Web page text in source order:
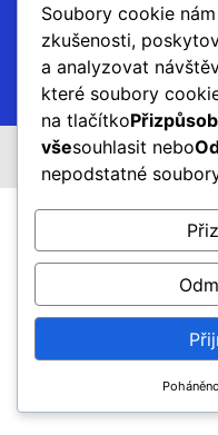
Všechna
Soubory cookie
zkušenosti,
a analyzovat
které soubory
na tlačítko
všesouhlasit nebo
nepodstatné
Poháněno